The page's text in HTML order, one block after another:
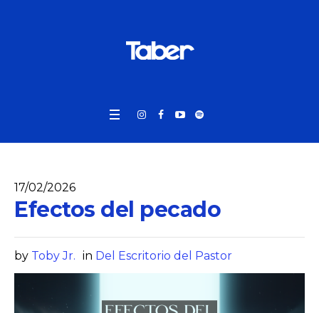
17/02/2026
Efectos del pecado
by Toby Jr. in Del Escritorio del Pastor